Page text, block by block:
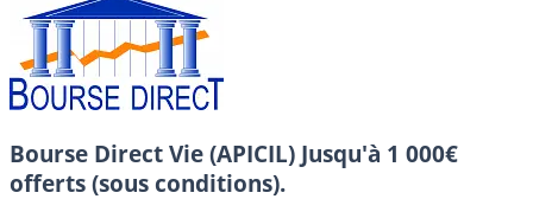
Bourse Direct Vie (APICIL) Jusqu'à 1 000€
offerts (sous conditions).